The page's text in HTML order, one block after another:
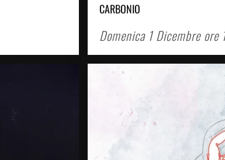
CARBONIO
Domenica 1 Dicembre ore